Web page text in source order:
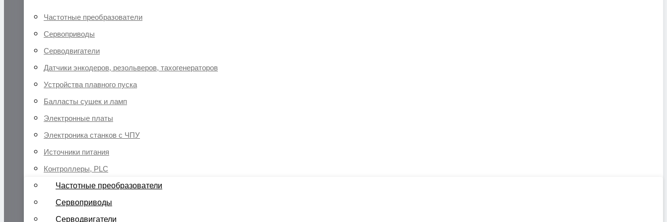
Частотные преобразователи
Сервоприводы
Серводвигатели
Датчики энкодеров, резольверов, тахогенераторов
Устройства плавного пуска
Балласты сушек и ламп
Электронные платы
Электроника станков с ЧПУ
Источники питания
Контроллеры, PLC
Частотные преобразователи
Сервоприводы
Серводвигатели